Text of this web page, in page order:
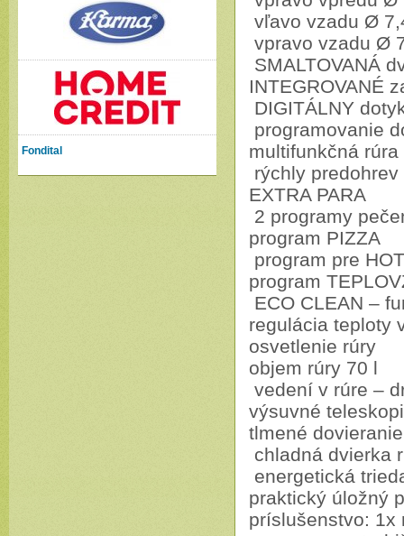
Fondital
vľavo vzadu Ø
vpravo vzadu Ø
SMALTOVANÁ
INTEGROVANÉ
DIGITÁLNY
programovanie
multifunkčná
rýchly
EXTRA PARA
2 programy
program PIZZA
program pre
program
ECO CLEAN –
regulácia teploty
osvetlenie rúry
objem rúry 70 l
vedení v rúre –
výsuvné
tlmené
chladná dvierka
energetická
praktický úložný
príslušenstvo: 1x